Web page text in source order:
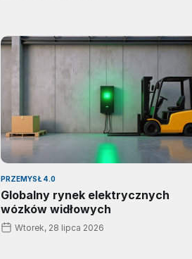
PRZEMYSŁ 4.0
Globalny rynek elektrycznych
wózków widłowych
Wtorek, 28 lipca 2026